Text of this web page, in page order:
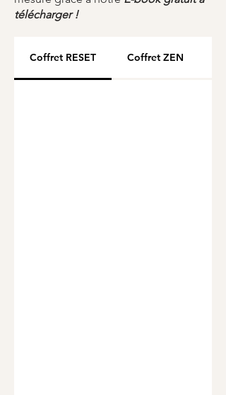
qualité artisanale
télécharger !
Coffret RESET Coffret ZEN